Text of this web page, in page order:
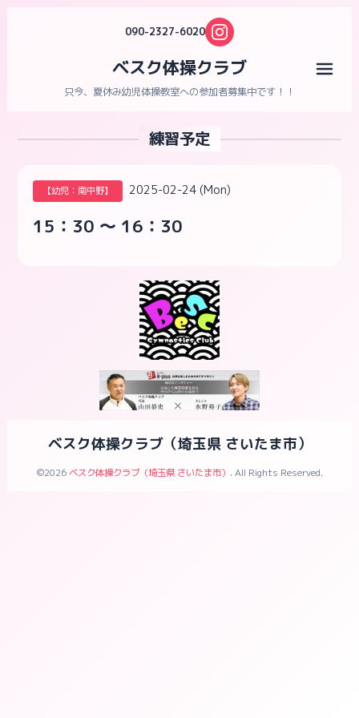
090-2327-6020
ベスク体操クラブ
只今、夏休み幼児体操教室への参加者募集中です！！
練習予定
【幼児：南中野】 2025-02-24 (Mon)
15：30 ～ 16：30
ベスク体操クラブ（埼玉県 さいたま市）
©2026ベスク体操クラブ（埼玉県 さいたま市） . All Rights Reserved.